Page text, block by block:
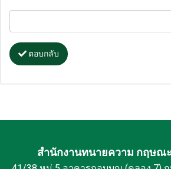
ตอบกลับ
สำนักงานทนายความ กฤษณ